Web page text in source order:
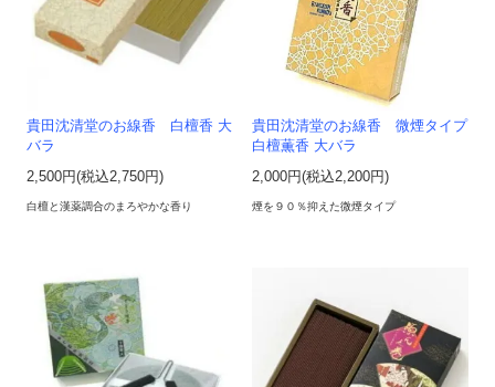
貴田沈清堂のお線香 白檀香 大
バラ
2,500円(税込2,750円)
白檀と漢薬調合のまろやかな香り
貴田沈清堂のお線香 微煙タイプ
白檀薫香 大バラ
2,000円(税込2,200円)
煙を９０％抑えた微煙タイプ